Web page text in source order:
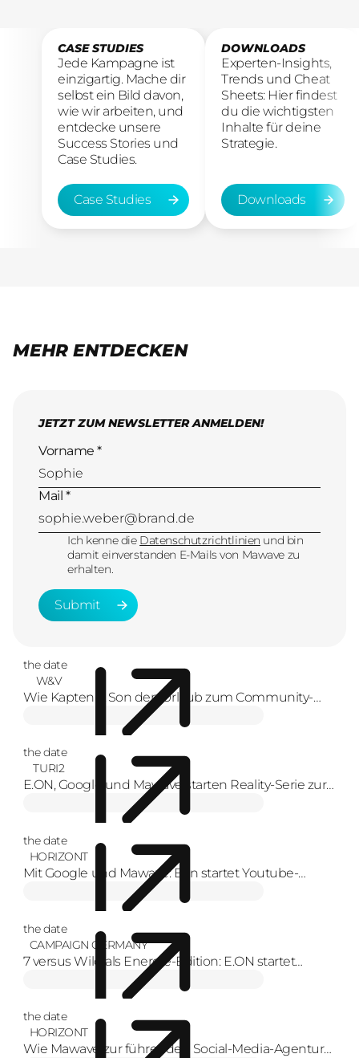
CASE STUDIES
Jede Kampagne ist
einzigartig. Mache dir
selbst ein Bild davon,
wie wir arbeiten, und
entdecke unsere
Success Stories und
Case Studies.
Case Studies
Case Studies
DOWNLOADS
Experten-Insights,
Trends und Cheat
Sheets: Hier findest
du die wichtigsten
Inhalte für deine
Strategie.
Downloads
Downloads
MEHR ENTDECKEN
the date
W&V
Wie Kapten & Son den Urlaub zum Community-
the date
TURI2
E.ON, Google und Mawave starten Reality-Serie zur
the date
HORIZONT
Mit Google und Mawave: Eon startet Youtube-
Format zur Energiewende mit Creators
the date
CAMPAIGN GERMANY
7 versus Wild als Energie-Edition: E.ON startet
the date
HORIZONT
Wie Mawave zur führenden Social-Media-Agentur
JETZT ZUM NEWSLETTER ANMELDEN!
Vorname *
Mail *
Ich kenne die Datenschutzrichtlinien und bin
damit einverstanden E-Mails von Mawave zu
erhalten.
Submit